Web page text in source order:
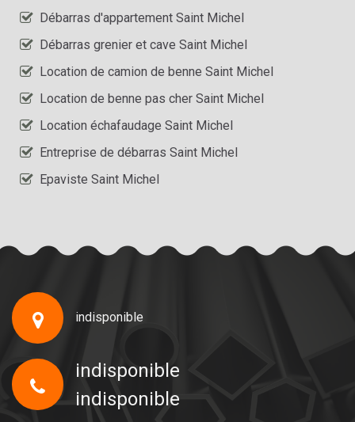
Débarras d'appartement Saint Michel
Débarras grenier et cave Saint Michel
Location de camion de benne Saint Michel
Location de benne pas cher Saint Michel
Location échafaudage Saint Michel
Entreprise de débarras Saint Michel
Epaviste Saint Michel
indisponible
indisponible
indisponible